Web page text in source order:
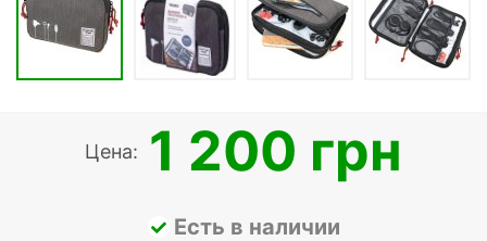
Цена: 1 200 грн
Есть в наличии